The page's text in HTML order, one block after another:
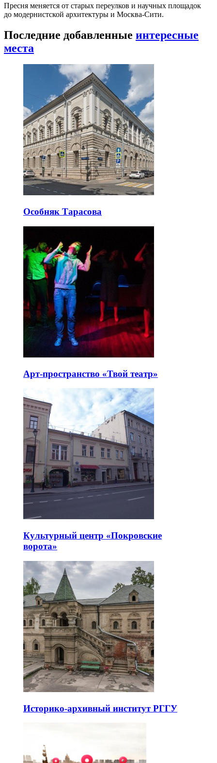
Пресня меняется от старых переулков и научных площадок
до модернистской архитектуры и Москва-Сити.
Последние добавленные интересные
места
Особняк Тарасова
Арт-пространство «Твой театр»
Культурный центр «Покровские
ворота»
Историко-архивный институт РГГУ